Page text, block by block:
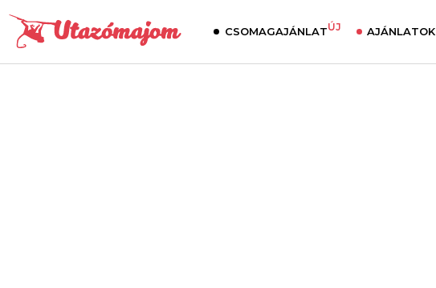
CSOMAGAJÁNLATÚJ AJÁNLATOK